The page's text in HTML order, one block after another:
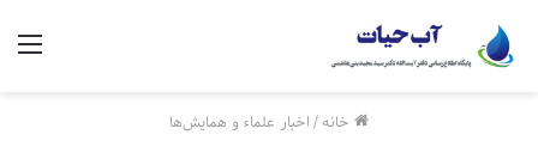
خانه/اخبار علماء و همایش‌ها